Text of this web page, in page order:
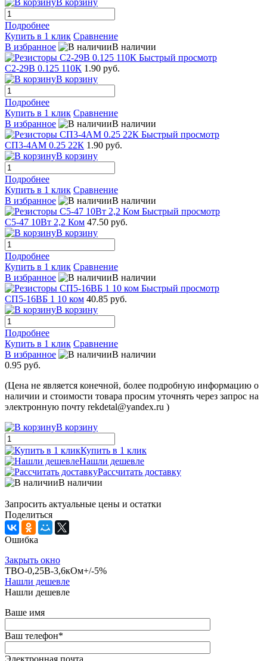
Подробнее
Купить в 1 клик Сравнение
В избранное
В наличии
Быстрый просмотр
С2-29В 0.125 110К 1.90 руб.
В корзину
Подробнее
Купить в 1 клик Сравнение
В избранное
В наличии
Быстрый просмотр
СП3-4АМ 0.25 22К 1.90 руб.
В корзину
Подробнее
Купить в 1 клик Сравнение
В избранное
В наличии
Быстрый просмотр
С5-47 10Вт 2,2 Ком 47.50 руб.
В корзину
Подробнее
Купить в 1 клик Сравнение
В избранное
В наличии
Быстрый просмотр
СП5-16ВБ 1 10 ком 40.85 руб.
В корзину
Подробнее
Купить в 1 клик Сравнение
В избранное
В наличии
0.95 руб.
(Цена не является конечной, более подробную информацию о
наличии и стоимости товара просим уточнять через запрос на
электронную почту rekdetal@yandex.ru )
В корзину
Купить в 1 клик
Нашли дешевле
Рассчитать доставку
В наличии
Запросить актуальные цены и остатки
Поделиться
Ошибка
Закрыть окно
ТВО-0,25В-3,6кОм+/-5%
Нашли дешевле
Нашли дешевле
Ваше имя
Ваш телефон*
Электронная почта